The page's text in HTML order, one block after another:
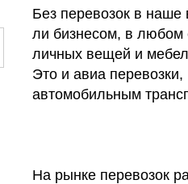
Без перевозок в
ли бизнесом, в любом
личных вещей и
Это и авиа
автомобильным
На рынке перевозок